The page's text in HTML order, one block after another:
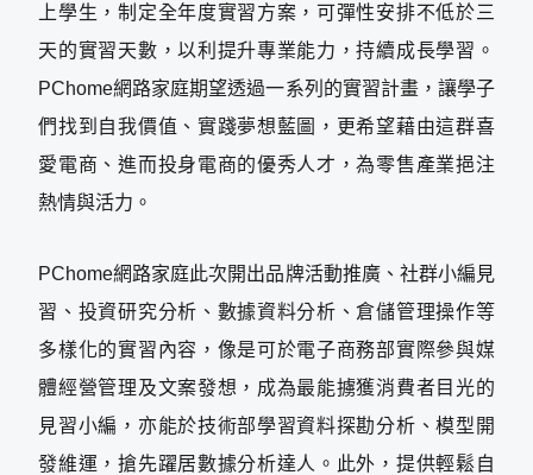
上學生，制定全年度實習方案，可彈性安排不低於三
天的實習天數，以利提升專業能力，持續成長學習。
PChome網路家庭期望透過一系列的實習計畫，讓學子
們找到自我價值、實踐夢想藍圖，更希望藉由這群喜
愛電商、進而投身電商的優秀人才，為零售產業挹注
熱情與活力。
PChome網路家庭此次開出品牌活動推廣、社群小編見
習、投資研究分析、數據資料分析、倉儲管理操作等
多樣化的實習內容，像是可於電子商務部實際參與媒
體經營管理及文案發想，成為最能擄獲消費者目光的
見習小編，亦能於技術部學習資料探勘分析、模型開
發維運，搶先躍居數據分析達人。此外，提供輕鬆自